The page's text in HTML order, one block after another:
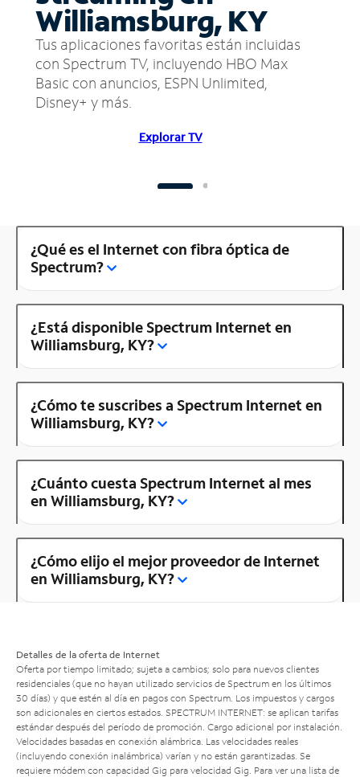
Williamsburg, KY
Tus aplicaciones favoritas están incluidas
con Spectrum TV, incluyendo HBO Max
Basic con anuncios, ESPN Unlimited,
Disney+ y más.
Explorar TV
¿Qué es el Internet con fibra óptica de
Spectrum?
¿Está disponible Spectrum Internet en
Williamsburg, KY?
¿Cómo te suscribes a Spectrum Internet en
Williamsburg, KY?
¿Cuánto cuesta Spectrum Internet al mes
en Williamsburg, KY?
¿Cómo elijo el mejor proveedor de Internet
en Williamsburg, KY?
Detalles de la oferta de Internet
Oferta por tiempo limitado; sujeta a cambios; solo para nuevos clientes
residenciales (que no hayan utilizado servicios de Spectrum en los últimos
30 días) y que estén al día en pagos con Spectrum. Los impuestos y cargos
son adicionales en ciertos estados. SPECTRUM INTERNET: se aplican tarifas
estándar después del período de promoción. Cargo adicional por instalación.
Velocidades basadas en conexión alámbrica. Las velocidades reales
(incluyendo conexión inalámbrica) varían y no están garantizadas. Se
requiere módem con capacidad Gig para velocidad Gig. Para ver una lista de